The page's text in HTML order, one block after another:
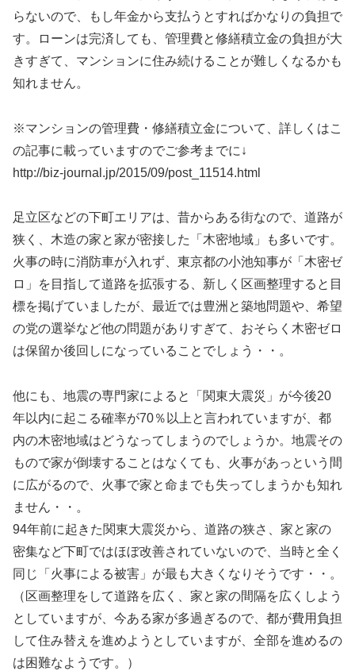
らないので、もし年金から支払うとすればかなりの負担で
す。ローンは完済しても、管理費と修繕積立金の負担が大
きすぎて、マンションに住み続けることが難しくなるかも
知れません。
※マンションの管理費・修繕積立金について、詳しくはこ
の記事に載っていますのでご参考までに↓
http://biz-journal.jp/2015/09/post_11514.html
足立区などの下町エリアは、昔からある街なので、道路が
狭く、木造の家と家が密接した「木密地域」も多いです。
火事の時に消防車が入れず、東京都の小池知事が「木密ゼ
ロ」を目指して道路を拡張する、新しく区画整理すると目
標を掲げていましたが、最近では豊洲と築地問題や、希望
の党の選挙など他の問題がありすぎて、おそらく木密ゼロ
は保留か後回しになっていることでしょう・・。
他にも、地震の専門家によると「関東大震災」が今後20
年以内に起こる確率が70％以上と言われていますが、都
内の木密地域はどうなってしまうのでしょうか。地震その
もので家が倒壊することはなくても、火事があっという間
に広がるので、火事で家と命までも失ってしまうかも知れ
ません・・。
94年前に起きた関東大震災から、道路の狭さ、家と家の
密集など下町ではほぼ改善されていないので、当時と全く
同じ「火事による被害」が最も大きくなりそうです・・。
（区画整理をして道路を広く、家と家の間隔を広くしよう
としていますが、今ある家が多過ぎるので、都が費用負担
して住み替えを進めようとしていますが、全部を進めるの
は困難なようです。）